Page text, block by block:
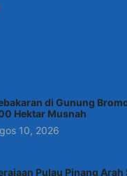
di Gunung
Hektar Musnah
10, 2026
Pulau Pinang Arah